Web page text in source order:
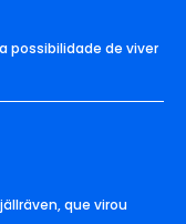
possibilidade de viver
que virou